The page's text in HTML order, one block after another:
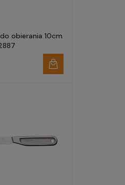
do obierania 10cm